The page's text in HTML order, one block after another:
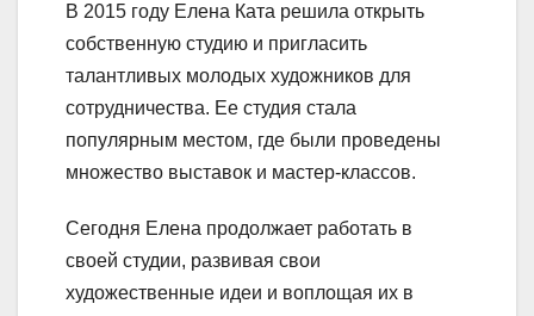
В 2015 году Елена Ката решила открыть
собственную студию и пригласить
талантливых молодых художников для
сотрудничества. Ее студия стала
популярным местом, где были проведены
множество выставок и мастер-классов.
Сегодня Елена продолжает работать в
своей студии, развивая свои
художественные идеи и воплощая их в